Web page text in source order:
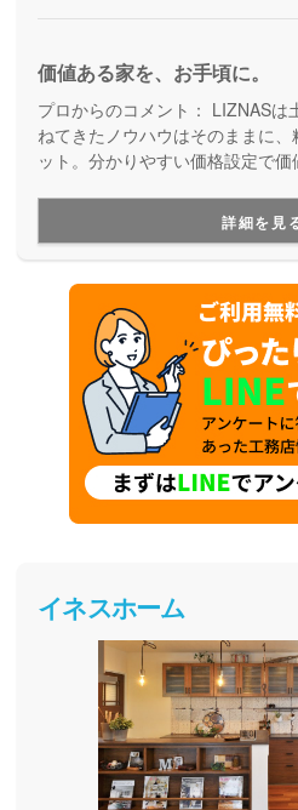
価値ある家を、お手頃に。
プロからのコメント： LIZNASは
ねてきたノウハウはそのままに
ット。分かりやすい価格設定で
はぴったりの建築会社です。詳細を見
イネスホーム